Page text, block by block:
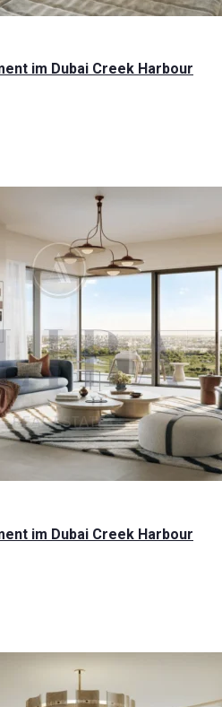
im Dubai Creek Harbour
im Dubai Creek Harbour